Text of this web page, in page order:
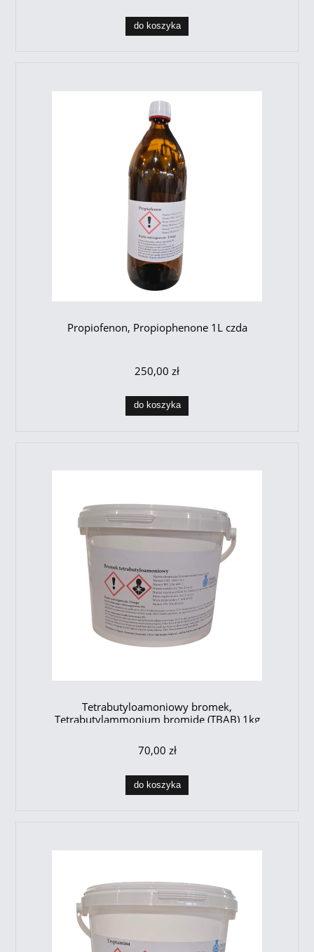
do koszyka
Propiofenon, Propiophenone 1L czda
250,00 zł
do koszyka
Tetrabutyloamoniowy bromek,
Tetrabutylammonium bromide (TBAB) 1kg
70,00 zł
do koszyka